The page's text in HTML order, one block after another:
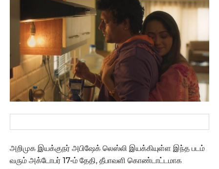
அறிமுக இயக்குநர் அபிஷேக் லெஸ்லி இயக்கியுள்ள இந்த படம்
வரும் அக்டோபர் 17-ம் தேதி, தீபாவளி கொண்டாட்டமாக